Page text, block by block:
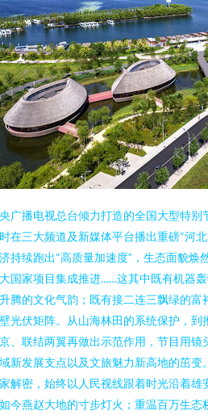
广播电视总台倾力打造的全国大型特
在三大频道及新媒体平台播出重磅“河
持续跑出“高质量加速度”，生态面貌焕
国家项目集成推进……这其中既有机器
腾的文化气韵；既有接二连三飘绿的
光伏矩阵。从山海林田的系统保护，
、联结两翼再做出示范作用，节目用镜
新发展支点以及文旅魅力新高地的茁
解密，始终以人民视线跟着时光沿着
今燕赵大地的寸步灯火；重温百万生